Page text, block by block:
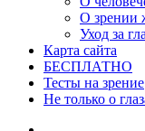
О зрении
Уход за
Карта сайта
БЕСПЛАТНО
Тесты на зрение
Не только о